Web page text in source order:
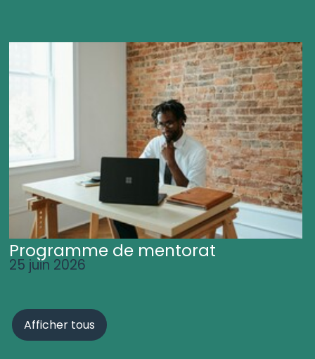
Programme de mentorat
25 juin 2026
Afficher tous